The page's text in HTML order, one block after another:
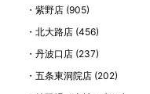
紫野店 (905)
北大路店 (456)
丹波口店 (237)
五条東洞院店 (202)